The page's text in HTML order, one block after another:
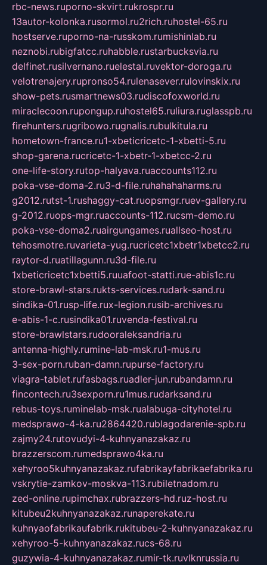
rbc-news.ruporno-skvirt.rukrospr.ru
13autor-kolonka.rusormol.ru2rich.ruhostel-65.ru
hostserve.ruporno-na-russkom.rumishinlab.ru
neznobi.rubigfatcc.ruhabble.rustarbucksvia.ru
delfinet.rusilvernano.ruelestal.ruvektor-doroga.ru
velotrenajery.rupronso54.rulenasever.rulovinskix.ru
show-pets.rusmartnews03.rudiscofoxworld.ru
miraclecoon.rupongup.ruhostel65.ruliura.ruglasspb.ru
firehunters.rugribowo.rugnalis.rubulkitula.ru
hometown-france.ru1-xbeticricetc-1-xbetti-5.ru
shop-garena.rucricetc-1-xbetr-1-xbetcc-2.ru
one-life-story.rutop-halyava.ruaccounts112.ru
poka-vse-doma-2.ru3-d-file.ruhahahaharms.ru
g2012.rutst-1.rushaggy-cat.ruopsmgr.ruev-gallery.ru
g-2012.ruops-mgr.ruaccounts-112.rucsm-demo.ru
poka-vse-doma2.ruairgungames.ruallseo-host.ru
tehosmotre.ruvarieta-yug.rucricetc1xbetr1xbetcc2.ru
raytor-d.ruatillagunn.ru3d-file.ru
1xbeticricetc1xbetti5.ruuafoot-statti.rue-abis1c.ru
store-brawl-stars.rukts-services.rudark-sand.ru
sindika-01.rusp-life.rux-legion.rusib-archives.ru
e-abis-1-c.rusindika01.ruvenda-festival.ru
store-brawlstars.rudooraleksandria.ru
antenna-highly.rumine-lab-msk.ru1-mus.ru
3-sex-porn.ruban-damn.rupurse-factory.ru
viagra-tablet.rufasbags.ruadler-jun.rubandamn.ru
fincontech.ru3sexporn.ru1mus.rudarksand.ru
rebus-toys.ruminelab-msk.rualabuga-cityhotel.ru
medsprawo-4-ka.ru2864420.rublagodarenie-spb.ru
zajmy24.rutovudyi-4-kuhnyanazakaz.ru
brazzerscom.rumedsprawo4ka.ru
xehyroo5kuhnyanazakaz.rufabrikayfabrikaefabrika.ru
vskrytie-zamkov-moskva-113.rubiletnadom.ru
zed-online.rupimchax.rubrazzers-hd.ruz-host.ru
kitubeu2kuhnyanazakaz.runaperekate.ru
kuhnyaofabrikaufabrik.rukitubeu-2-kuhnyanazakaz.ru
xehyroo-5-kuhnyanazakaz.rucs-68.ru
guzywia-4-kuhnyanazakaz.rumir-tk.ruvlknrussia.ru